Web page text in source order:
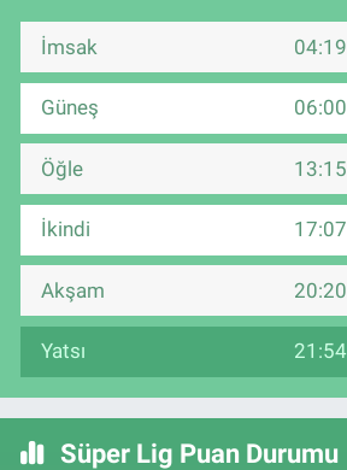
İmsak 04:19
Güneş 06:00
Öğle 13:15
İkindi 17:07
Akşam 20:20
Yatsı 21:54
Süper Lig Puan Durumu